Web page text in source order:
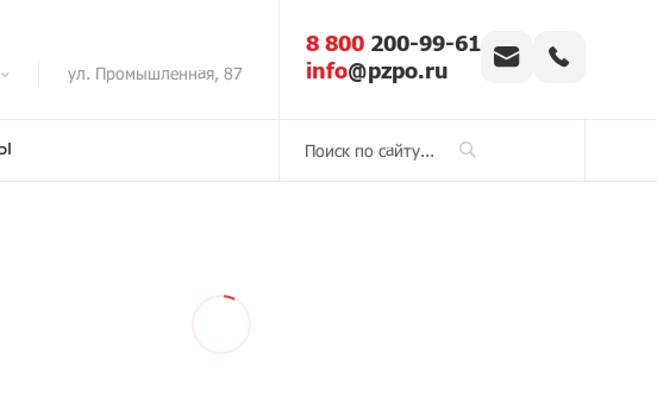
ул. Промышленная, 87
8 800 200-99-61
info@pzpo.ru